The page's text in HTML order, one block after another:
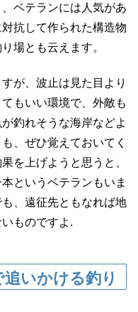
ベテランには人気があ
抗して作られた構造物
場とも云えます。
が、波止は見た目より
もいい環境で、外敵も
釣れそうな海岸などよ
、ぜひ覚えておいてく
を上げようと思うと、
というベテランもいま
、遠征先ともなれば地
ものですよ.
いかける釣り